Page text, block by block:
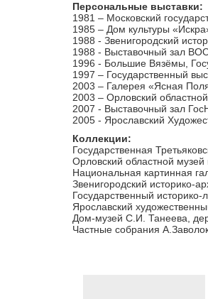
Персональные выставки:
1981 – Московский
1985 – Дом культуры
1988 - Звенигородский
1988 - Выставочный зал
1996 - Большие Вязёмы,
1997 – Государственный
2003 – Галерея «Ясная
2003 – Орловский
2007 - Выставочный зал
2005 - Ярославский
Коллекции:
Государственная
Орловский областной музей
Национальная картинная
Звенигородский историко-
Государственный
Ярославский
Дом-музей С.И. Танеева,
Частные собрания